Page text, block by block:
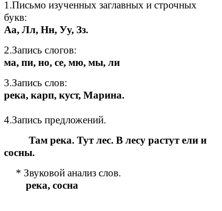
1.Письмо изученных заглавных и строчных
букв:
Аа, Лл, Нн, Уу, Зз.
2.Запись слогов:
ма, пи, но, се, мю, мы, ли
3.Запись слов:
река, карп, куст, Марина.
4.Запись предложений.
Там река. Тут лес. В лесу растут ели и
сосны.
* Звуковой анализ слов.
река, сосна